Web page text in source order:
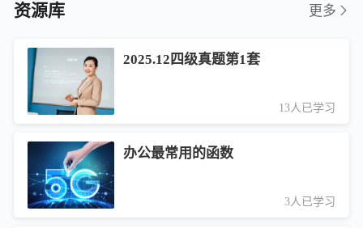
资源库 更多
2025.12四级真题第1套
13人已学习
办公最常用的函数
3人已学习